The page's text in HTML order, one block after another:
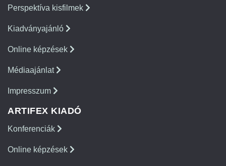
Perspektíva kisfilmek
Kiadványajánló
Online képzések
Médiaajánlat
Impresszum
ARTIFEX KIADÓ
Konferenciák
Online képzések